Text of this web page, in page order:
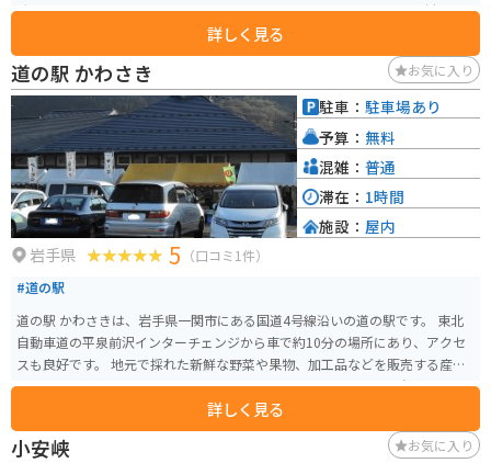
時期には多くの人で賑わいます。また、レストランでは、地元産の食材を使
った郷土料理や、そば、うどん、ラーメンなどが楽しめます。 バイクで訪れ
る場合、道の駅には広々とした駐車場が完備されているので安心です。周辺
には、花巻温泉郷や宮沢賢治童話村など、観光スポットも点在しているの
で、ツーリングの拠点としても最適です。 道の駅 とうわで、ぜひ地元の美味
しいものを味わったり、雄大な自然を満喫したりしてください。
詳しく見る
道の駅 かわさき お気に入り
岩手県 5 （口コミ1件）
#道の駅
道の駅 かわさきは、岩手県一関市にある国道4号線沿いの道の駅です。 東北
自動車道の平泉前沢インターチェンジから車で約10分の場所にあり、アクセ
スも良好です。 地元で採れた新鮮な野菜や果物、加工品などを販売する産直
コーナーが人気です。 特に、地元産のブランド豚「いわいずみ短角牛」を使
ったメンチカツやコロッケなどの軽食は、ここでしか味わえない逸品として
人気があります。 また、併設されているレストランでは、地元産の食材をふ
んだんに使った料理を楽しむことができます。 バイクで訪れる場合は、広い
詳しく見る
駐車： 駐車場あり
予算： 無料
混雑： 普通
滞在： 1時間
施設： 屋内
小安峡 お気に入り